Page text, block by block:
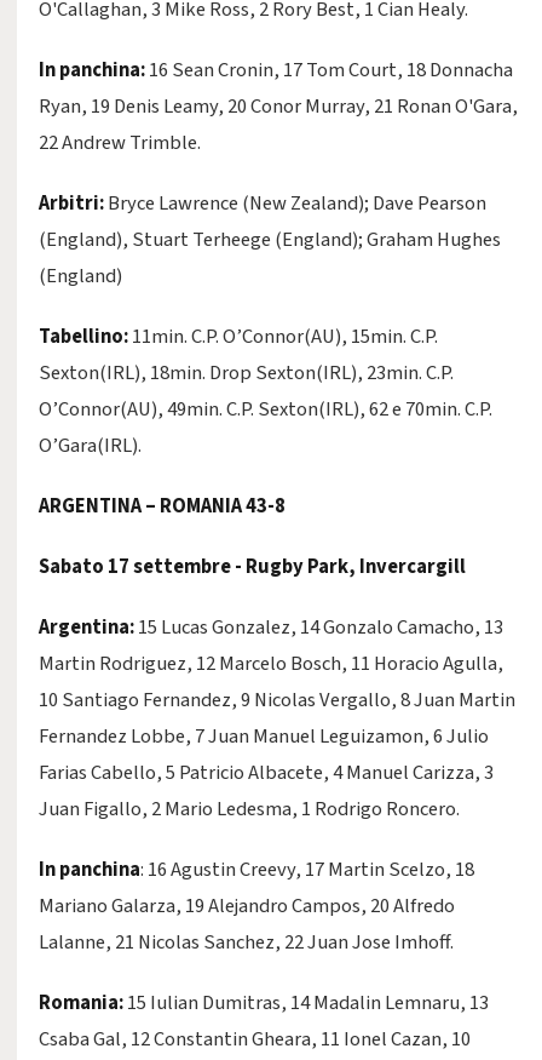
O'Callaghan, 3 Mike Ross, 2 Rory Best, 1 Cian Healy.
In panchina:16 Sean Cronin, 17 Tom Court, 18 Donnacha
Ryan, 19 Denis Leamy, 20 Conor Murray, 21 Ronan O'Gara,
22 Andrew Trimble.
Arbitri:Bryce Lawrence (New Zealand); Dave Pearson
(England), Stuart Terheege (England); Graham Hughes
(England)
Tabellino:11min. C.P. O’Connor(AU), 15min. C.P.
Sexton(IRL), 18min. Drop Sexton(IRL), 23min. C.P.
O’Connor(AU), 49min. C.P. Sexton(IRL), 62 e 70min. C.P.
O’Gara(IRL).
ARGENTINA – ROMANIA 43-8
Sabato 17 settembre - Rugby Park, Invercargill
Argentina:15 Lucas Gonzalez, 14 Gonzalo Camacho, 13
Martin Rodriguez, 12 Marcelo Bosch, 11 Horacio Agulla,
10 Santiago Fernandez, 9 Nicolas Vergallo, 8 Juan Martin
Fernandez Lobbe, 7 Juan Manuel Leguizamon, 6 Julio
Farias Cabello, 5 Patricio Albacete, 4 Manuel Carizza, 3
Juan Figallo, 2 Mario Ledesma, 1 Rodrigo Roncero.
In panchina: 16 Agustin Creevy, 17 Martin Scelzo, 18
Mariano Galarza, 19 Alejandro Campos, 20 Alfredo
Lalanne, 21 Nicolas Sanchez, 22 Juan Jose Imhoff.
Romania:15 Iulian Dumitras, 14 Madalin Lemnaru, 13
Csaba Gal, 12 Constantin Gheara, 11 Ionel Cazan, 10